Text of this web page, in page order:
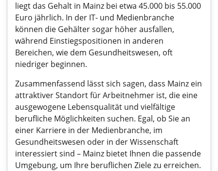
liegt das Gehalt in Mainz bei etwa 45.000 bis 55.000
Euro jährlich. In der IT- und Medienbranche
können die Gehälter sogar höher ausfallen,
während Einstiegspositionen in anderen
Bereichen, wie dem Gesundheitswesen, oft
niedriger beginnen.
Zusammenfassend lässt sich sagen, dass Mainz ein
attraktiver Standort für Arbeitnehmer ist, die eine
ausgewogene Lebensqualität und vielfältige
berufliche Möglichkeiten suchen. Egal, ob Sie an
einer Karriere in der Medienbranche, im
Gesundheitswesen oder in der Wissenschaft
interessiert sind – Mainz bietet Ihnen die passende
Umgebung, um Ihre beruflichen Ziele zu erreichen.